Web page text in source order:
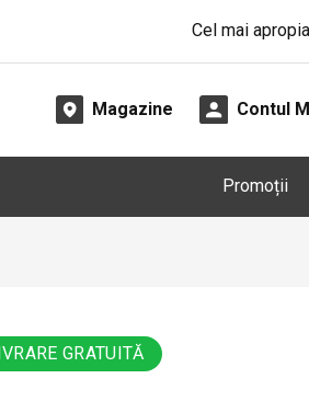
Cel mai
Magazine Contul
Promoții
GRATUITĂ